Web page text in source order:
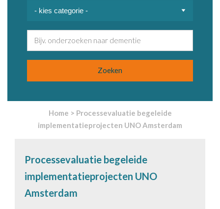
Home > Processevaluatie begeleide
implementatieprojecten UNO Amsterdam
Processevaluatie begeleide
implementatieprojecten UNO
Amsterdam